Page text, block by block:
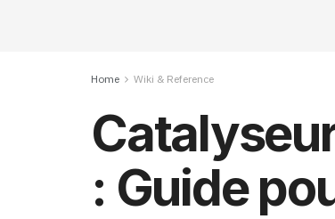
Home Wiki & Reference
: Guide